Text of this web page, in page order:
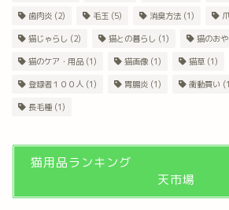
歯肉炎 (2) 毛玉 (5) 消臭方法 (1)
猫じゃらし (2) 猫との暮らし (1) 猫のお
猫のケア・用品(1) 猫画像 (1) 猫草 (1)
登録者１００人 (1) 胃腸炎 (1) 衝動買い
長毛種 (1)
猫用品ランキ
天市場